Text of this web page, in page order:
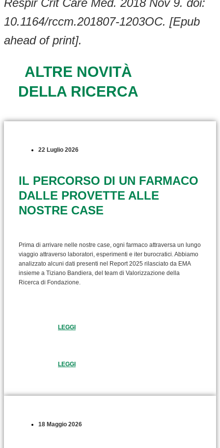
10.1164/rccm.201807-1203OC. [Epub
ahead of print].
ALTRE NOVITÀ
DELLA RICERCA
22 Luglio 2026
IL PERCORSO DI UN FARMACO
DALLE PROVETTE ALLE
NOSTRE CASE
Prima di arrivare nelle nostre case, ogni farmaco attraversa un lungo
viaggio attraverso laboratori, esperimenti e iter burocratici. Abbiamo
analizzato alcuni dati presenti nel Report 2025 rilasciato da EMA
insieme a Tiziano Bandiera, del team di Valorizzazione della
Ricerca di Fondazione.
LEGGI
LEGGI
18 Maggio 2026